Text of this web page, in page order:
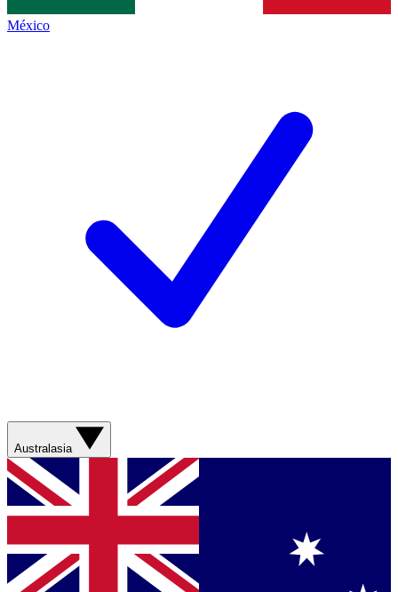
México
Australasia